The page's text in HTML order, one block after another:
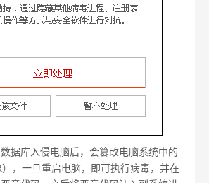
据库入侵电脑后，会篡改电脑系统中的
，一旦重启电脑，即可执行病毒，并在